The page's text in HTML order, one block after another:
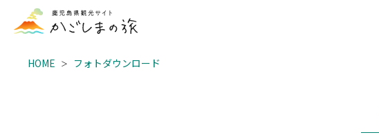
HOME フォトダウンロード